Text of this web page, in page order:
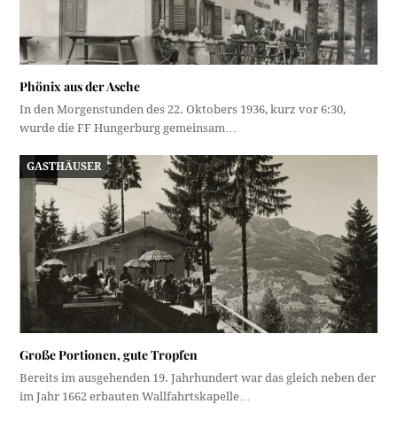
Phönix aus der Asche
In den Morgenstunden des 22. Oktobers 1936, kurz vor 6:30,
wurde die FF Hungerburg gemeinsam…
GASTHÄUSER
Große Portionen, gute Tropfen
Bereits im ausgehenden 19. Jahrhundert war das gleich neben der
im Jahr 1662 erbauten Wallfahrtskapelle…